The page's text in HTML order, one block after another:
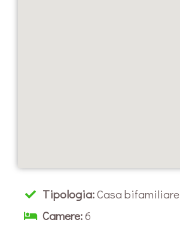
Tipologia:Casa bifamiliare
Camere:6